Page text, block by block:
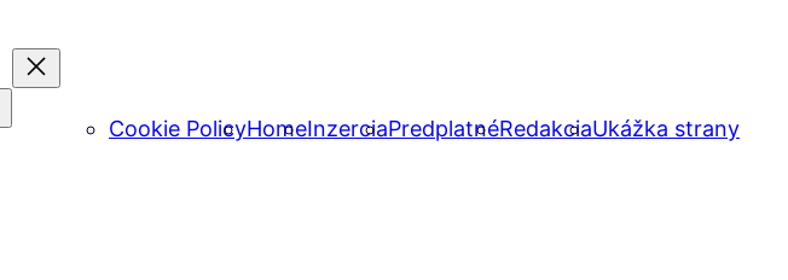
Cookie PolicyHomeInzerciaPredplatnéRedakciaUkážka strany